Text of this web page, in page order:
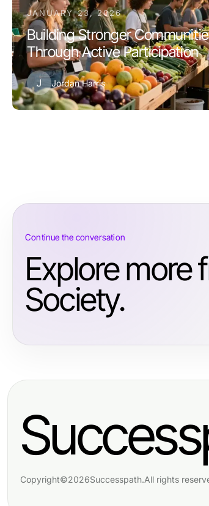
JANUARY 23, 2026
Building Stronger
Through Active Participation
J Jordan Harris
Continue the conversation
Explore more
Society.
Copyright©2026Successpath.All rights